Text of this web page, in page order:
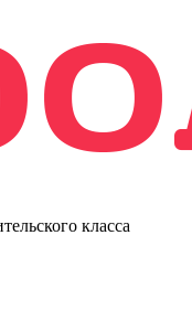
класса